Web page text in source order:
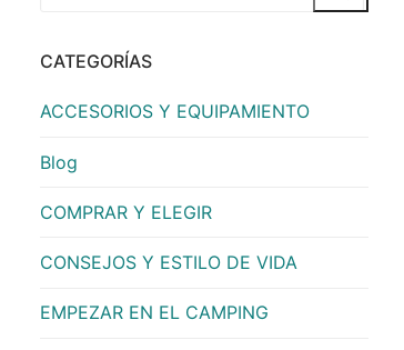
CATEGORÍAS
ACCESORIOS Y EQUIPAMIENTO
Blog
COMPRAR Y ELEGIR
CONSEJOS Y ESTILO DE VIDA
EMPEZAR EN EL CAMPING